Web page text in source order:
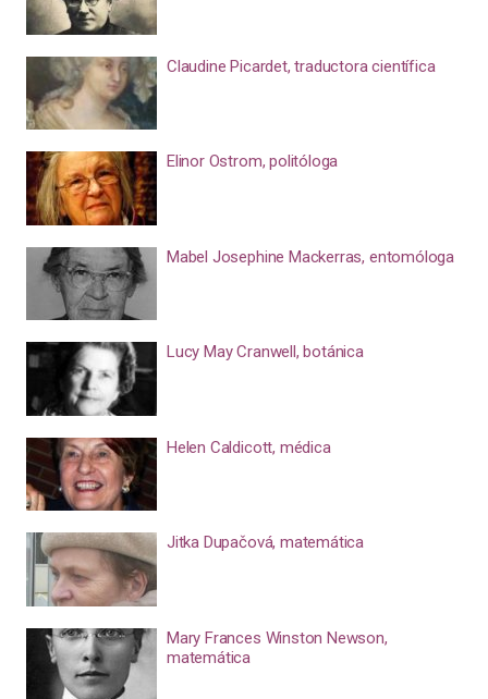
Claudine Picardet, traductora científica
Elinor Ostrom, politóloga
Mabel Josephine Mackerras, entomóloga
Lucy May Cranwell, botánica
Helen Caldicott, médica
Jitka Dupačová, matemática
Mary Frances Winston Newson,
matemática